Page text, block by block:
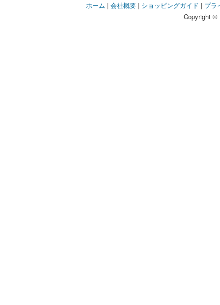
ホーム | 会社概要| ショッピングガイド | プラ
Copyright ©